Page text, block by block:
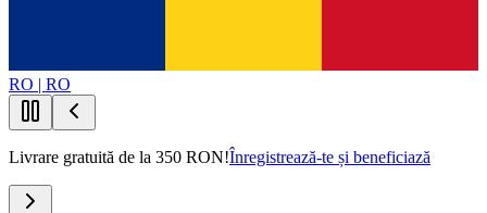
RO | RO
Livrare gratuită de la 350 RON!Înregistrează-te și beneficiază